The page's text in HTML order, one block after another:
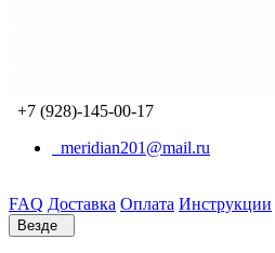
+7 (928)-145-00-17
meridian201@mail.ru
FAQ Доставка Оплата Инструкции
Везде